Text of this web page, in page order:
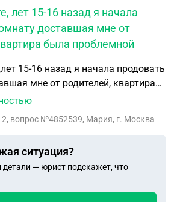
лет 15-16 назад я начала
доставшая мне от
была проблемной
15-16 назад я начала продовать
мне от родителей, квартира
документы были все утеряны и
документы вроде
и мне риэлтор предложил
чтобы без меня всё делал,
пропал, моя тетя начала
, вопрос №4852539, Мария, г. Москва
ситуация?
— юрист подскажет, что